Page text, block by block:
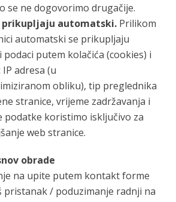
se ne dogovorimo drugačije.
prikupljaju automatski. Prilikom
automatski se prikupljaju
putem kolačića (cookies) i
adresa (u
obliku), tip preglednika
stranice, vrijeme zadržavanja i
podatke koristimo isključivo za
web stranice.
obrade
na upite putem kontakt forme
pristanak / poduzimanje radnji na